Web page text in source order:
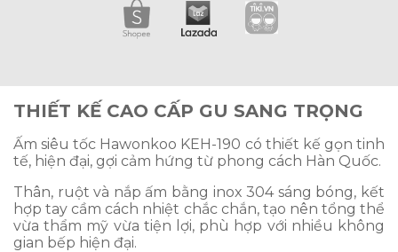
THIẾT KẾ CAO CẤP GU SANG TRỌNG
Ấm siêu tốc Hawonkoo KEH-190 có thiết kế gọn tinh
tế, hiện đại, gợi cảm hứng từ phong cách Hàn Quốc.
Thân, ruột và nắp ấm bằng inox 304 sáng bóng, kết
hợp tay cầm cách nhiệt chắc chắn, tạo nên tổng thể
vừa thẩm mỹ vừa tiện lợi, phù hợp với nhiều không
gian bếp hiện đại.